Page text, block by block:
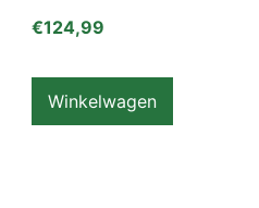
€124,99
Winkelwagen